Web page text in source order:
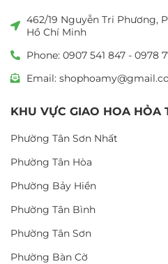
462/19 Nguyễn Tri Phương,
Hồ Chí Minh
Phone: 0907 541 847 - 0978
Email:
KHU VỰC GIAO HOA HỎA
Phường Tân Sơn Nhất
Phường Tân Hòa
Phường Bảy Hiền
Phường Tân Bình
Phường Tân Sơn
Phường Bàn Cờ